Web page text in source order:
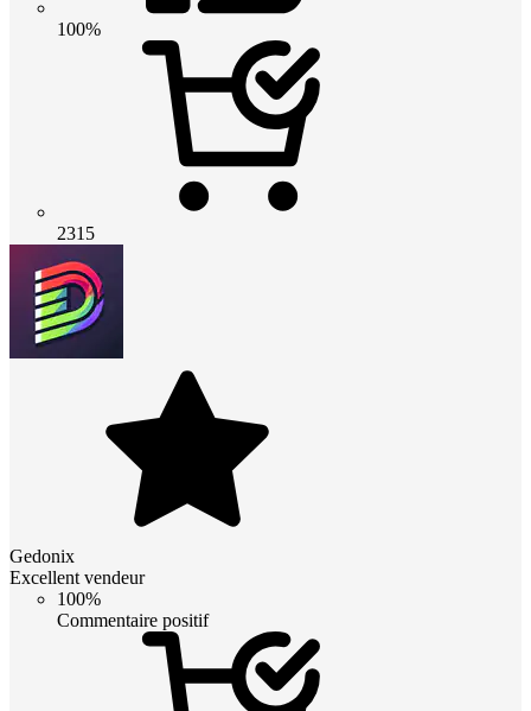
100%
2315
Gedonix
Excellent vendeur
100%
Commentaire positif